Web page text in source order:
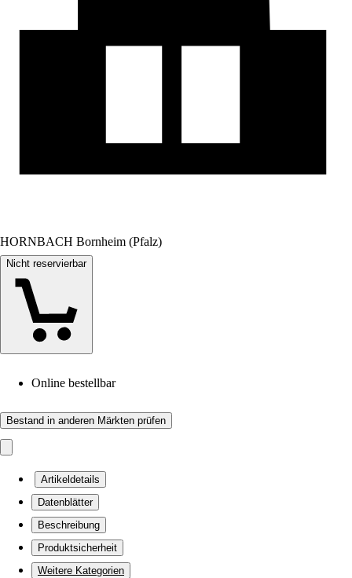
HORNBACH Bornheim (Pfalz)
Nicht reservierbar
Online bestellbar
Bestand in anderen Märkten prüfen
Artikeldetails
Datenblätter
Beschreibung
Produktsicherheit
Weitere Kategorien